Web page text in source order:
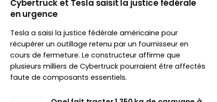
Cybertruck et Tesla saisit la justice fédérale
en urgence
Tesla a saisi la justice fédérale américaine pour
récupérer un outillage retenu par un fournisseur en
cours de fermeture. Le constructeur affirme que
plusieurs milliers de Cybertruck pourraient être affectés
faute de composants essentiels.